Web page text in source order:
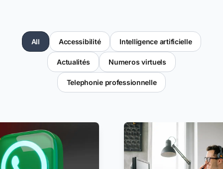
All Accessibilité Intelligence artificielle
Actualités Numeros virtuels
Telephonie professionnelle